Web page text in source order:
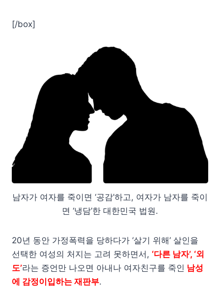
[/box]
남자가 여자를 죽이면 ‘공감’하고, 여자가 남자를 죽이
면 ‘냉담’한 대한민국 법원.
20년 동안 가정폭력을 당하다가 ‘살기 위해’ 살인을
선택한 여성의 처지는 고려 못하면서, ‘다른 남자’, ‘외
도’라는 증언만 나오면 아내나 여자친구를 죽인 남성
에 감정이입하는 재판부.